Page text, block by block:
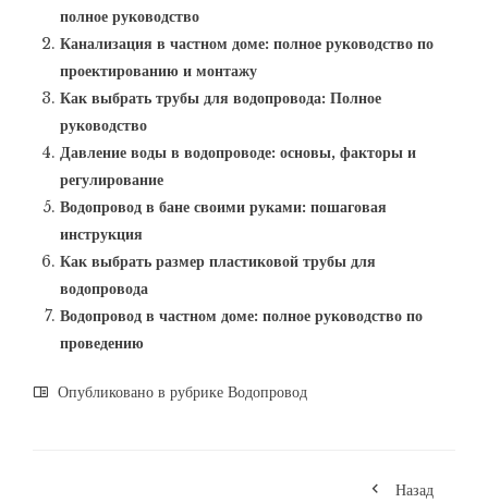
полное руководство
Канализация в частном доме: полное руководство по
проектированию и монтажу
Как выбрать трубы для водопровода: Полное
руководство
Давление воды в водопроводе: основы, факторы и
регулирование
Водопровод в бане своими руками: пошаговая
инструкция
Как выбрать размер пластиковой трубы для
водопровода
Водопровод в частном доме: полное руководство по
проведению
Опубликовано в рубрике Водопровод
Назад